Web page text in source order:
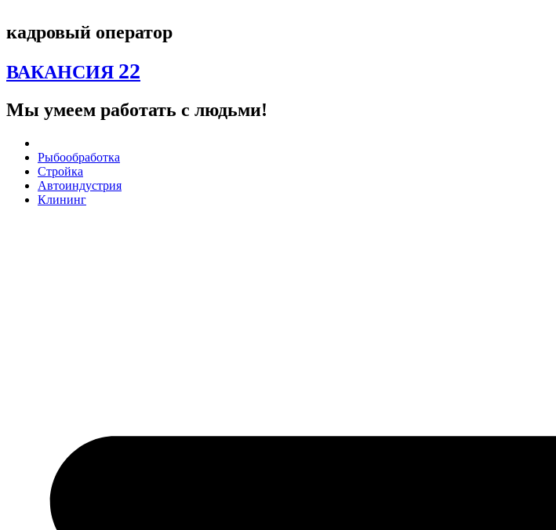
содержимому
кадровый оператор
ВАКАНСИЯ 22
Мы умеем работать с людьми!
Рыбообработка
Стройка
Автоиндустрия
Клининг